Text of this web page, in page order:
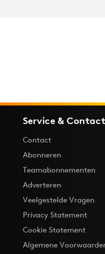
Service & Contact
Contact
Abonneren
Teamabonnementen
Adverteren
Veelgestelde Vragen
Privacy Statement
Cookie Statement
Algemene